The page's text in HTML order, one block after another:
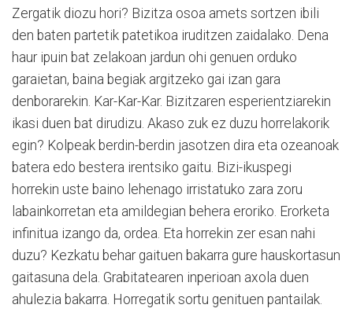
Zergatik diozu hori? Bizitza osoa amets sortzen ibili
den baten partetik patetikoa iruditzen zaidalako. Dena
haur ipuin bat zelakoan jardun ohi genuen orduko
garaietan, baina begiak argitzeko gai izan gara
denborarekin. Kar-Kar-Kar. Bizitzaren esperientziarekin
ikasi duen bat dirudizu. Akaso zuk ez duzu horrelakorik
egin? Kolpeak berdin-berdin jasotzen dira eta ozeanoak
batera edo bestera irentsiko gaitu. Bizi-ikuspegi
horrekin uste baino lehenago irristatuko zara zoru
labainkorretan eta amildegian behera eroriko. Erorketa
infinitua izango da, ordea. Eta horrekin zer esan nahi
duzu? Kezkatu behar gaituen bakarra gure hauskortasun
gaitasuna dela. Grabitatearen inperioan axola duen
ahulezia bakarra. Horregatik sortu genituen pantailak.